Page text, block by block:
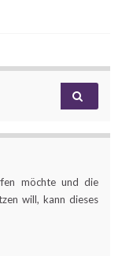
möchte und die
will, kann dieses